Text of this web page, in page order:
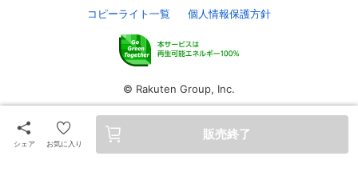
定額見放題コンテンツの解約はこちらから
シェア お気に入り
販売終了
コピーライト一覧
個人情報保護方針
© Rakuten Group, Inc.